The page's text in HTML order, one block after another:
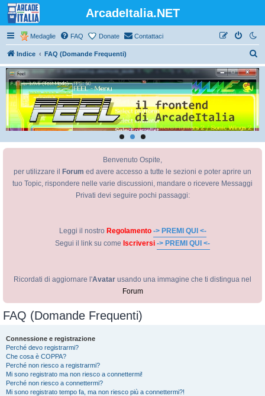
ArcadeItalia.NET
Medaglie FAQ Donate Contattaci
Indice FAQ (Domande Frequenti)
e
r
c
Benvenuto Ospite,
per utilizzare il
Forum ed avere accesso a tutte le sezioni e poter aprire un
tuo Topic, rispondere nelle varie discussioni, mandare o ricevere Messaggi
Privati devi seguire pochi passaggi:
Leggi il nostro Regolamento -> PREMI QUI <-
Segui il link su come Iscriversi -> PREMI QUI <-
Ricordati di aggiornare l'Avatar usando una immagine che ti distingua nel
Forum
FAQ (Domande Frequenti)
Connessione e registrazione
Perché devo registrarmi?
Che cosa è COPPA?
Perché non riesco a registrarmi?
Mi sono registrato ma non riesco a connettermi!
Perché non riesco a connettermi?
Mi sono registrato tempo fa, ma non riesco più a connettermi?!